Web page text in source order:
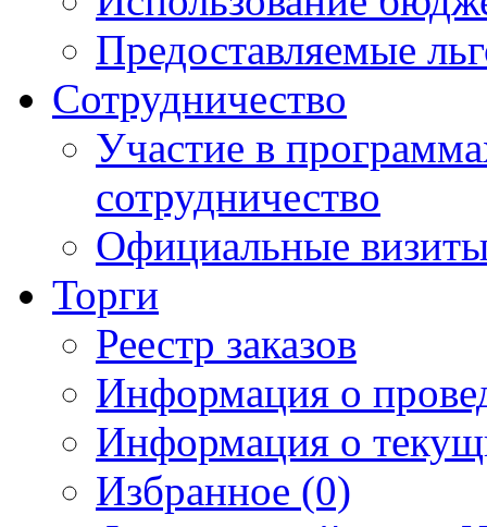
Предоставляемые
Сотрудничество
Участие в
сотрудничество
Официальные
Торги
Реестр заказов
Информация о
Информация о
Избранное (0)